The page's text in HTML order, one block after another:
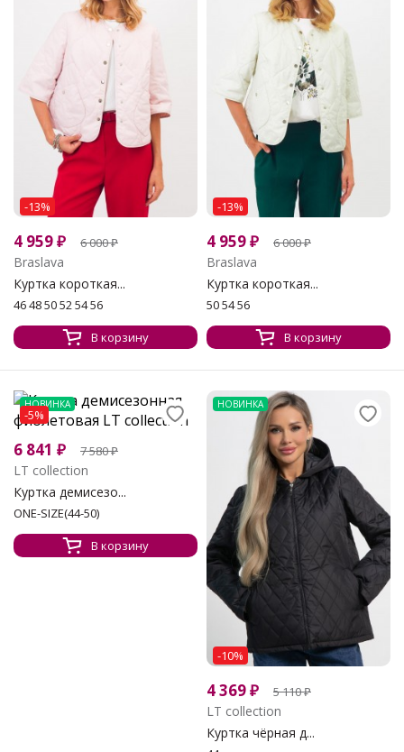
-13%
4 959₽ 6 000₽
Braslava
Куртка короткая...
46 48 50 52 54 56
В корзину
-13%
4 959₽ 6 000₽
Braslava
Куртка короткая...
50 54 56
В корзину
НОВИНКА
-5%
6 841 ₽ 7 580₽
LT collection
Куртка демисезо...
ONE-SIZE(44-50)
В корзину
НОВИНКА
-10%
4 369₽ 5 110₽
LT collection
Куртка чёрная д...